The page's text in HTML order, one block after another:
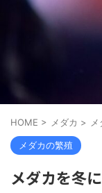
HOME > メダカ >
メダカの繁殖
メダカを冬